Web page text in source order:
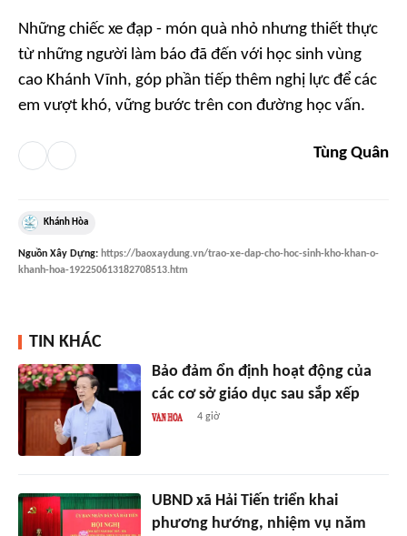
Những chiếc xe đạp - món quà nhỏ nhưng thiết thực
từ những người làm báo đã đến với học sinh vùng
cao Khánh Vĩnh, góp phần tiếp thêm nghị lực để các
em vượt khó, vững bước trên con đường học vấn.
Tùng Quân
Khánh Hòa
Nguồn Xây Dựng: https://baoxaydung.vn/trao-xe-dap-cho-hoc-sinh-kho-khan-o-
khanh-hoa-192250613182708513.htm
TIN KHÁC
Bảo đảm ổn định hoạt động của
các cơ sở giáo dục sau sắp xếp
4 giờ
UBND xã Hải Tiến triển khai
phương hướng, nhiệm vụ năm